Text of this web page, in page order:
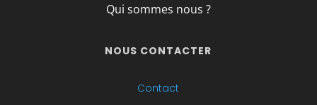
Qui sommes nous ?
NOUS CONTACTER
Contact